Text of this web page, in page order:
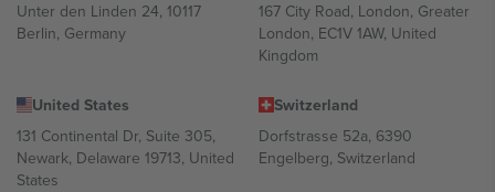
Unter den Linden 24, 10117
Berlin, Germany
167 City Road, London, Greater
London, EC1V 1AW, United
Kingdom
United States
131 Continental Dr, Suite 305,
Newark, Delaware 19713, United
States
Switzerland
Dorfstrasse 52a, 6390
Engelberg, Switzerland